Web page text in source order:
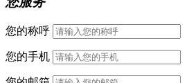
您的称呼
您的手机